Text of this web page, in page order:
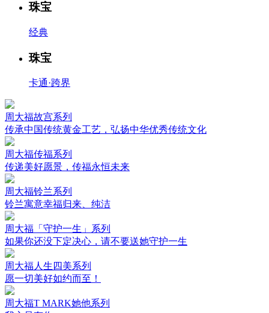
珠宝
经典
珠宝
卡通·跨界
周大福故宫系列
传承中国传统黄金工艺，弘扬中华优秀传统文化
周大福传福系列
传递美好愿景，传福永恒未来
周大福铃兰系列
铃兰寓意幸福归来、纯洁
周大福「守护一生」系列
如果你还没下定决心，请不要送她守护一生
周大福人生四美系列
愿一切美好如约而至！
周大福T MARK她他系列